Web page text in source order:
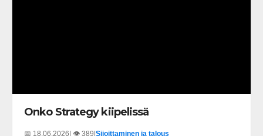
Onko Strategy kiipelissä
📅 18.06.2026 | 👁️ 389 Sijoittaminen ja talous